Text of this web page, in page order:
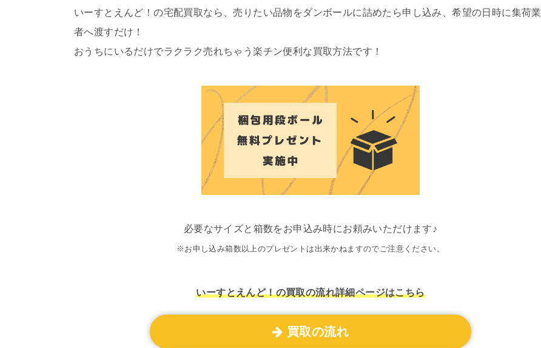
いーすとえんど！の宅配買取なら、売りたい品物をダンボールに詰めたら申し込み、希望の日時に集荷業
者へ渡すだけ！
おうちにいるだけでラクラク売れちゃう楽チン便利な買取方法です！
必要なサイズと箱数をお申込み時にお頼みいただけます♪
※お申し込み箱数以上のプレゼントは出来かねますのでご注意ください。
いーすとえんど！の買取の流れ詳細ページはこちら
買取の流れ